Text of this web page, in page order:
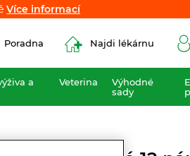
Více informací
Více informací
Poradna Najdi lékárnu
a
Veterina
Výhodné
sady